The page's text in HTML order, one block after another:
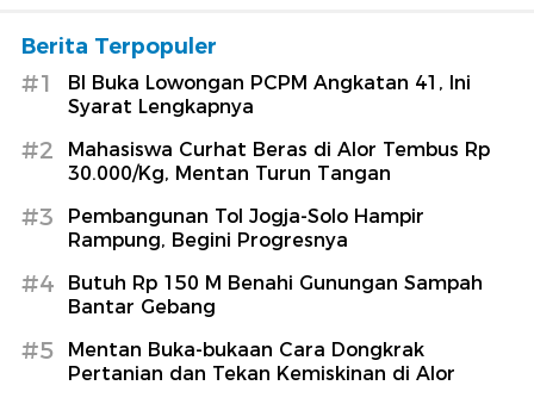
Berita Terpopuler
#1
BI Buka Lowongan PCPM Angkatan 41, Ini
Syarat Lengkapnya
#2
Mahasiswa Curhat Beras di Alor Tembus Rp
30.000/Kg, Mentan Turun Tangan
#3
Pembangunan Tol Jogja-Solo Hampir
Rampung, Begini Progresnya
#4
Butuh Rp 150 M Benahi Gunungan Sampah
Bantar Gebang
#5
Mentan Buka-bukaan Cara Dongkrak
Pertanian dan Tekan Kemiskinan di Alor